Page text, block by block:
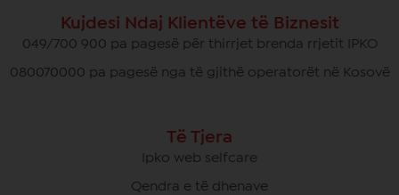
Kujdesi Ndaj Klientëve të Biznesit
049/700 900 pa pagesë për thirrjet brenda rrjetit IPKO
080070000 pa pagesë nga të gjithë operatorët në Kosovë
Të Tjera
Ipko web selfcare
Qendra e të dhenave